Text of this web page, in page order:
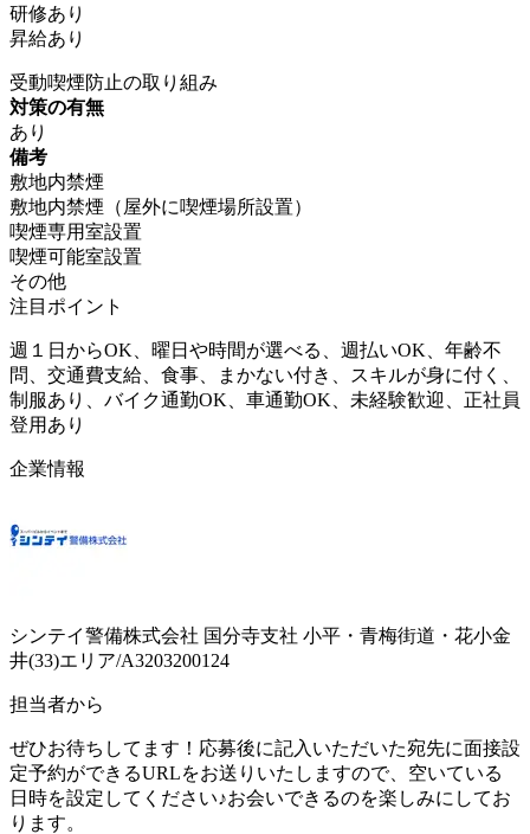
研修あり
昇給あり
受動喫煙防止の取り組み
対策の有無
あり
備考
敷地内禁煙
敷地内禁煙（屋外に喫煙場所設置）
喫煙専用室設置
喫煙可能室設置
その他
注目ポイント
週１日からOK、曜日や時間が選べる、週払いOK、年齢不
問、交通費支給、食事、まかない付き、スキルが身に付く、
制服あり、バイク通勤OK、車通勤OK、未経験歓迎、正社員
登用あり
企業情報
シンテイ警備株式会社 国分寺支社 小平・青梅街道・花小金
井(33)エリア/A3203200124
担当者から
ぜひお待ちしてます！応募後に記入いただいた宛先に面接設
定予約ができるURLをお送りいたしますので、空いている
日時を設定してください♪お会いできるのを楽しみにしてお
ります。